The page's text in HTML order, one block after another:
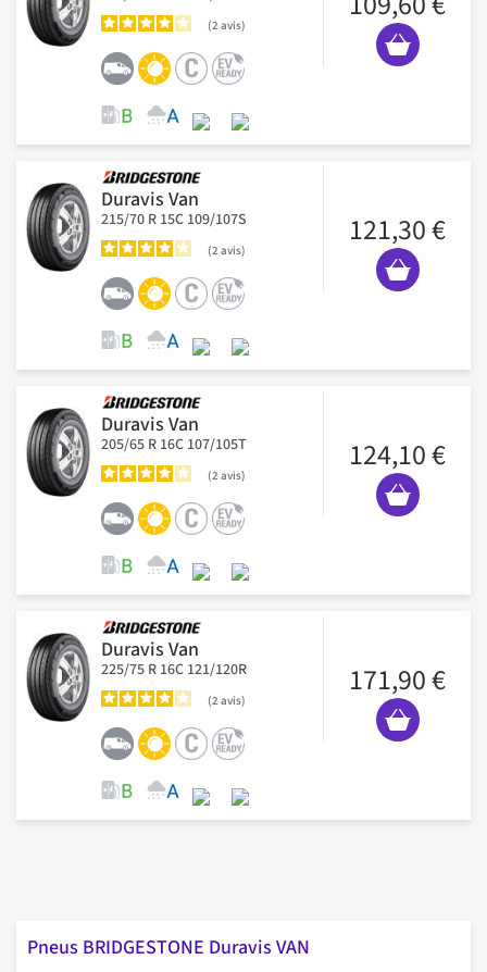
2 avis
Duravis Van
215/70 R 15C 109/107S
2 avis
121,30 €
Duravis Van
205/65 R 16C 107/105T
2 avis
124,10 €
Duravis Van
225/75 R 16C 121/120R
2 avis
171,90 €
Pneus BRIDGESTONE Duravis VAN